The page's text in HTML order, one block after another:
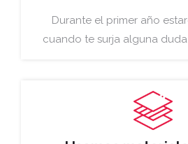
Durante el primer año
cuando te surja alguna